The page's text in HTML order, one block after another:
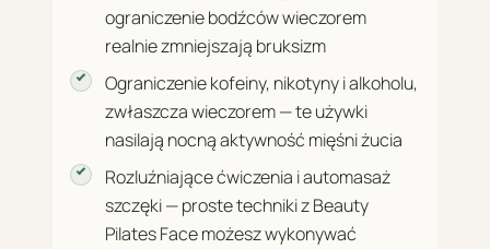
ograniczenie bodźców wieczorem
realnie zmniejszają bruksizm
Ograniczenie kofeiny, nikotyny i alkoholu,
zwłaszcza wieczorem — te używki
nasilają nocną aktywność mięśni żucia
Rozluźniające ćwiczenia i automasaż
szczęki — proste techniki z Beauty
Pilates Face możesz wykonywać